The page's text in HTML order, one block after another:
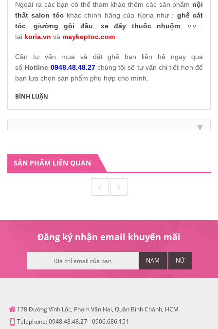
Ngoài ra các bạn có thể tham khảo thêm các sản phẩm nội
thất salon tóckhác chính hãng của Koria như : ghế cắt
tóc
giường gội đầu xe đẩy thuốc nhuộm , v.v…
tại koria.vn và maykeptoc.com
Cần tư vấn mua và đặt ghế bạn liên hệ ngay qua
số Hotline 0948.48.48.27chúng tôi sẽ tư vấn chi tiết hơn để
bạn lựa chọn sản phẩm phù hợp cho mình.
BÌNH LUẬN
SẢN PHẨM LIÊN QUAN
Đăng ký nhận email khuyến mãi
NAM NỮ
178 Đường Vĩnh Lộc, Phạm Văn Hai, Quận Bình Chánh, HCM
Telephone:0948.48.48.27-0906.686.151